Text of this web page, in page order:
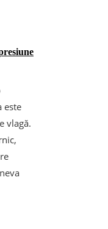
este
vlagă.